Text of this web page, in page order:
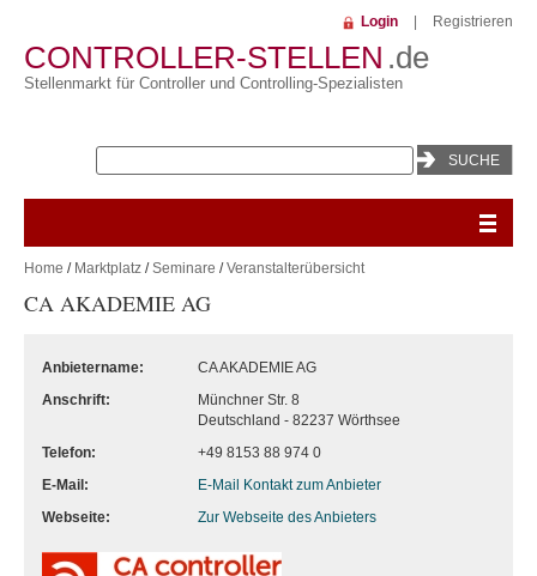
CONTROLLER-STELLEN .de
Stellenmarkt für Controller und Controlling-Spezialisten
Login Registrieren
Home / Marktplatz /Seminare /Veranstalterübersicht
CA AKADEMIE AG
Anbietername:
CA AKADEMIE AG
Anschrift:
Münchner Str. 8
Deutschland - 82237 Wörthsee
Telefon:
+49 8153 88 974 0
E-Mail:
E-Mail Kontakt zum Anbieter
Webseite:
Zur Webseite des Anbieters